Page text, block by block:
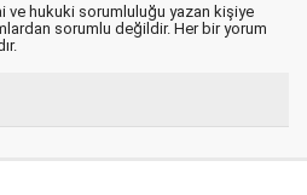
ve hukuki sorumluluğu yazan kişiye
sorumlu değildir. Her bir yorum